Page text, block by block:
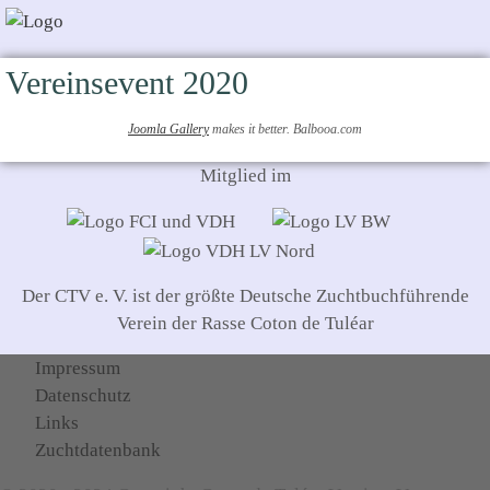
Vereinsevent 2020
Joomla Gallerymakes it better. Balbooa.com
Mitglied im
Der CTV e. V. ist der größte Deutsche Zuchtbuchführende
Verein der Rasse Coton de Tuléar
Impressum
Datenschutz
Links
Zuchtdatenbank